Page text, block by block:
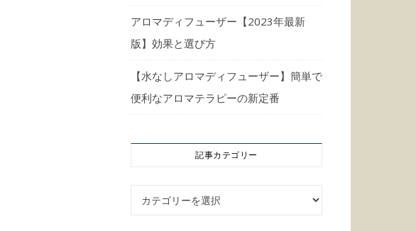
アロマディフューザー【2023年最新
版】効果と選び方
【水なしアロマディフューザー】簡単で
便利なアロマテラピーの新定番
記事カテゴリー
記事カテゴリー